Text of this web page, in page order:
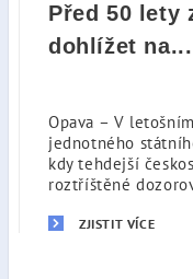
Před 50 lety
dohlížet na...
Opava – V
jednotného
kdy tehdejší
roztříštěné
ZJISTIT VÍCE